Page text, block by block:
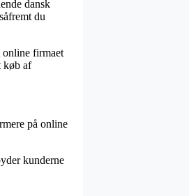
dansk
du
online firmaet
køb af
på online
kunderne